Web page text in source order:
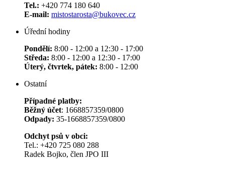
Tel.: +420 774 180 640
E-mail: mistostarosta@bukovec.cz
Úřední hodiny
Pondělí: 8:00 - 12:00 a 12:30 - 17:00
Středa: 8:00 - 12:00 a 12:30 - 17:00
Úterý, čtvrtek, pátek: 8:00 - 12:00
Ostatní
Případné platby:
Běžný účet: 1668857359/0800
Odpady: 35-1668857359/0800
Odchyt psů v obci:
Tel.: +420 725 080 288
Radek Bojko, člen JPO III